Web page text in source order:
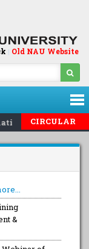
| Old NAU Website
for 5 days
CIRCULAR
&